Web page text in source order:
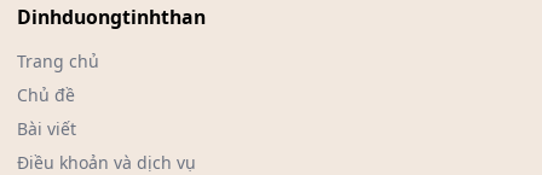
Dinhduongtinhthan
Trang chủ
Chủ đề
Bài viết
Điều khoản và dịch vụ